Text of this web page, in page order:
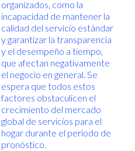
organizados, como la
incapacidad de mantener la
calidad del servicio estándar
y garantizar la transparencia
y el desempeño a tiempo,
que afectan negativamente
el negocio en general. Se
espera que todos estos
factores obstaculicen el
crecimiento del mercado
global de servicios para el
hogar durante el período de
pronóstico.